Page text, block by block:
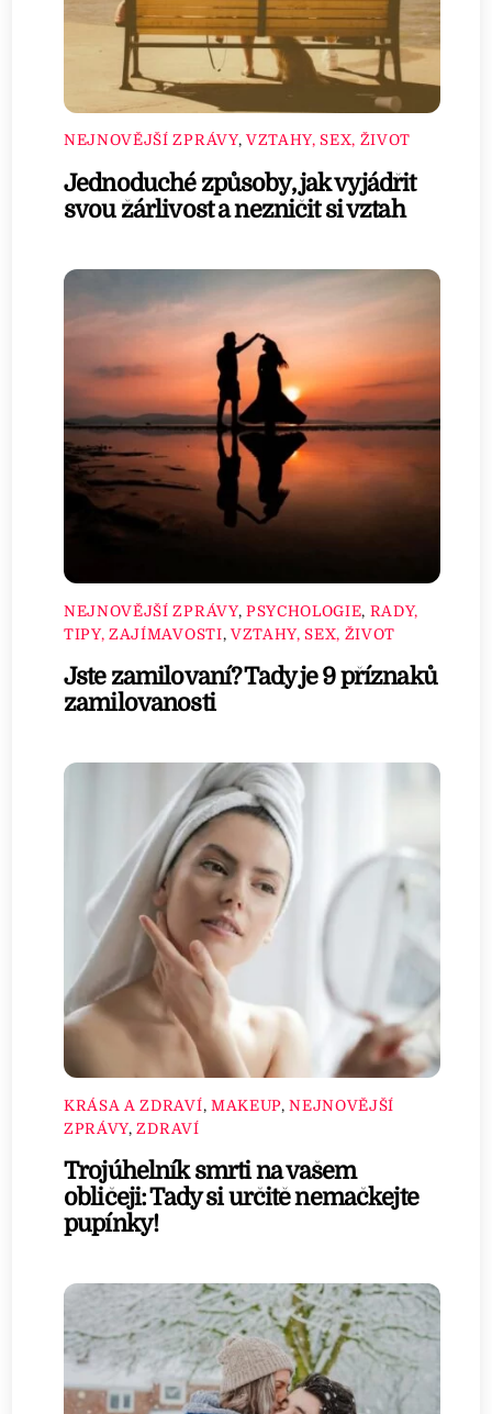
NEJNOVĚJŠÍ ZPRÁVY, VZTAHY, SEX, ŽIVOT
Jednoduché způsoby, jak vyjádřit
svou žárlivost a nezničit si vztah
NEJNOVĚJŠÍ ZPRÁVY, PSYCHOLOGIE, RADY,
TIPY, ZAJÍMAVOSTI, VZTAHY, SEX, ŽIVOT
Jste zamilovaní? Tady je 9 příznaků
zamilovanosti
KRÁSA A ZDRAVÍ, MAKEUP,NEJNOVĚJŠÍ
ZPRÁVY,ZDRAVÍ
Trojúhelník smrti na vašem
obličeji: Tady si určitě nemačkejte
pupínky!